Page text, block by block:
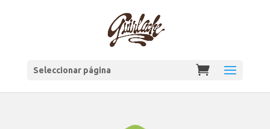
Seleccionar página